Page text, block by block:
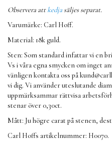
Observera attkedjasäljes separat.
Varumärke: Carl Hoff.
Material: 18k guld.
Sten: Som standard infattar vi en
Vs i våra egna smycken om inget
vänligen kontakta oss på
vi dig. Vi använder uteslutande
uppmärksammar rättvisa
stenar över 0,30ct.
Mått: Ju högre carat på stenen,
Carl Hoffs artikelnummer: H0070.